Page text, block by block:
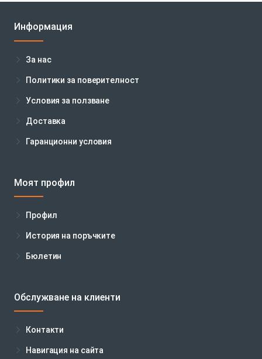
Информация
За нас
Политики за поверителност
Условия за ползване
Доставка
Гаранционни условия
Моят профил
Профил
История на поръчките
Бюлетин
Обслужване на клиенти
Контакти
Навигация на сайта